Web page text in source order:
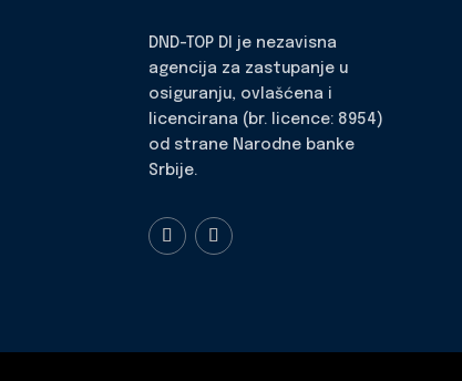
DND-TOP DI je nezavisna
agencija za zastupanje u
osiguranju, ovlašćena i
licencirana (br. licence: 8954)
od strane Narodne banke
Srbije.